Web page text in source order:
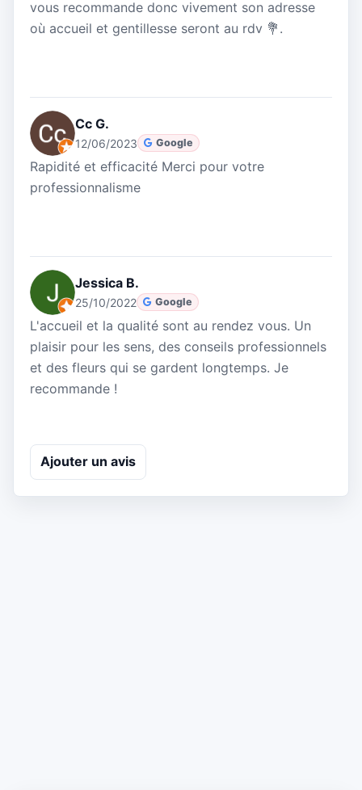
vous recommande donc vivement son adresse
où accueil et gentillesse seront au rdv 💐.
Cc G.
12/06/2023 Google
Rapidité et efficacité Merci pour votre
professionnalisme
Jessica B.
25/10/2022 Google
L'accueil et la qualité sont au rendez vous. Un
plaisir pour les sens, des conseils professionnels
et des fleurs qui se gardent longtemps. Je
recommande !
Ajouter un avis